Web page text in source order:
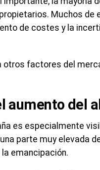
Muchos de
de costes y la
factores del
aumento del
es especialmente
parte muy elevada
emancipación.